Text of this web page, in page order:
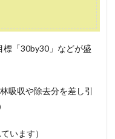
「30by30」などが盛
吸収や除去分を差し引
います）